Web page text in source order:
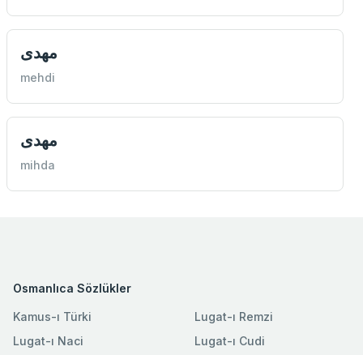
مهدی
mehdi
مهدی
mihda
Osmanlıca Sözlükler
Kamus-ı Türki
Lugat-ı Naci
Lugat-ı Remzi
Lugat-ı Cudi